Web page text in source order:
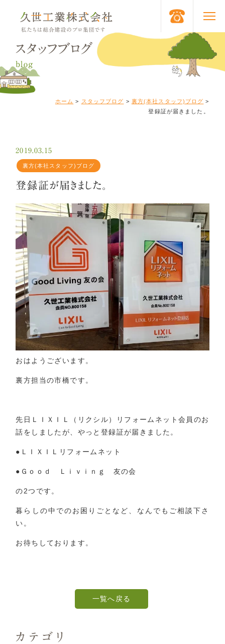
スタッフブログ
blog
ホーム > スタッフブログ > 裏方(本社スタッフ)ブログ >
登録証が届きました。
2019.03.15
裏方(本社スタッフ)ブログ
登録証が届きました。
おはようございます。
裏方担当の市橋です。
先日ＬＩＸＩＬ（リクシル）リフォームネット会員のお
話をしましたが、やっと登録証が届きました。
●ＬＩＸＩＬリフォームネット
●Ｇｏｏｄ Ｌｉｖｉｎｇ 友の会
の2つです。
暮らしの中でのお困りごとなど、なんでもご相談下さ
い。
お待ちしております。
一覧へ戻る
カテゴリ